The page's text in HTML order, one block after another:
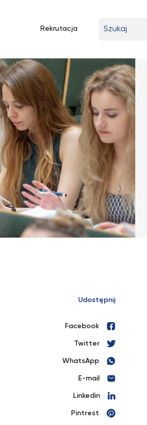
Rekrutacja
wyszukiwaną
Udostępnij
Facebook
Twitter
WhatsApp
E-mail
Linkedin
Pintrest